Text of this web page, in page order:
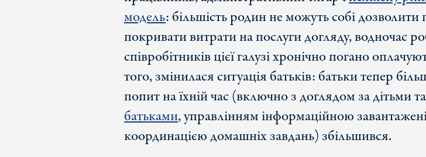
модель: більшість родин не можуть собі дозволити
покривати витрати на послуги догляду, водночас
співробітників цієї галузі хронічно погано
того, змінилася ситуація батьків: батьки тепер
попит на їхній час (включно з доглядом за дітьми та
батьками, управлінням інформаційною
координацією домашніх завдань) збільшився.